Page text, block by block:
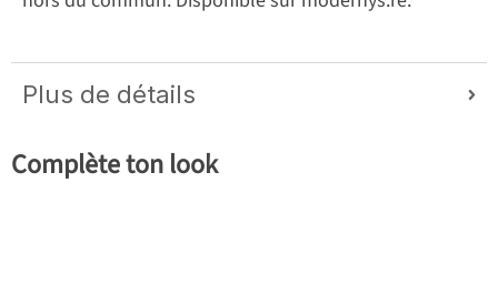
Plus de détails
Complète ton look